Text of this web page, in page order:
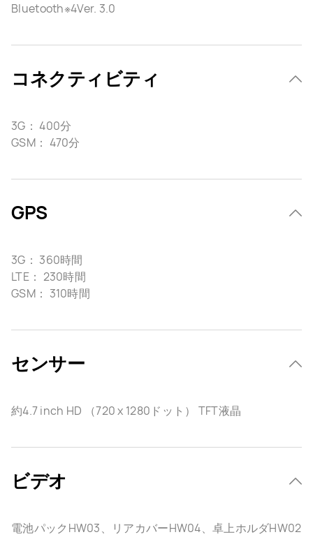
Bluetooth※4Ver. 3.0
コネクティビティ
3G： 400分
GSM： 470分
GPS
3G： 360時間
LTE： 230時間
GSM： 310時間
センサー
約4.7 inch HD （720 x 1280ドット） TFT液晶
ビデオ
電池パックHW03、リアカバーHW04、卓上ホルダHW02